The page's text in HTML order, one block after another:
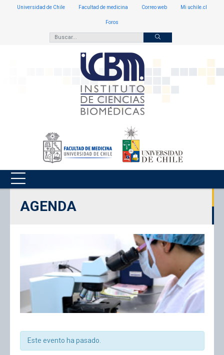
Universidad de Chile Facultad de medicina Correo web Mi uchile.cl
Foros
AGENDA
Este evento ha pasado.